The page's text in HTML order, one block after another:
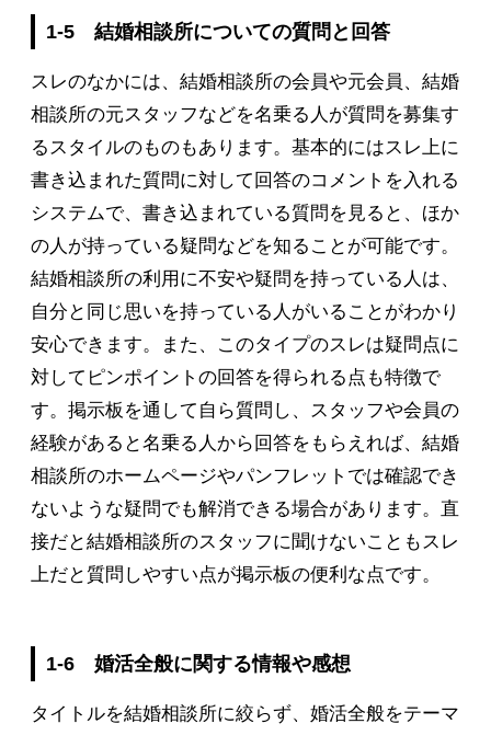
1-5 結婚相談所についての質問と回答
スレのなかには、結婚相談所の会員や元会員、結婚
相談所の元スタッフなどを名乗る人が質問を募集す
るスタイルのものもあります。基本的にはスレ上に
書き込まれた質問に対して回答のコメントを入れる
システムで、書き込まれている質問を見ると、ほか
の人が持っている疑問などを知ることが可能です。
結婚相談所の利用に不安や疑問を持っている人は、
自分と同じ思いを持っている人がいることがわかり
安心できます。また、このタイプのスレは疑問点に
対してピンポイントの回答を得られる点も特徴で
す。掲示板を通して自ら質問し、スタッフや会員の
経験があると名乗る人から回答をもらえれば、結婚
相談所のホームページやパンフレットでは確認でき
ないような疑問でも解消できる場合があります。直
接だと結婚相談所のスタッフに聞けないこともスレ
上だと質問しやすい点が掲示板の便利な点です。
1-6 婚活全般に関する情報や感想
タイトルを結婚相談所に絞らず、婚活全般をテーマ